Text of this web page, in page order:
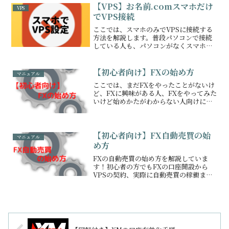
VPS
【VPS】お名前.comスマホだけ
でVPS接続
ここでは、スマホのみでVPSに接続する
方法を解説します。普段パソコンで接続
している人も、パソコンがなくスマホで
マニュアル 【初心者向け】FXの始め方
ここでは、まだFXをやったことがないけ
ど、FXに興味がある人、FXをやってみた
いけど始めかたがわからない人向けに、
マニュアル
【初心者向け】FX自動売買の始
め方
FXの自動売買の始め方を解説していま
す！初心者の方でもFXの口座開設から
VPSの契約、実際に自動売買の稼働まで